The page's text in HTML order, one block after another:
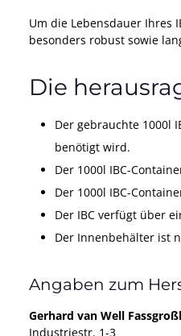
Um die Lebensdauer Ihres
besonders robust sowie
Die
Der gebrauchte 1000l
benötigt wird.
Der 1000l IBC-
Der 1000l IBC-
Der IBC verfügt über
Der Innenbehälter ist
Angaben zum
Gerhard van Well
Industriestr. 1-3